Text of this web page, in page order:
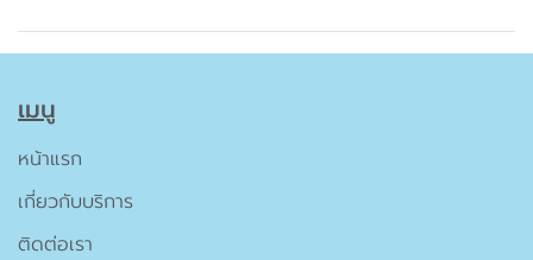
เมนู
หน้าแรก
เกี่ยวกับบริการ
ติดต่อเรา